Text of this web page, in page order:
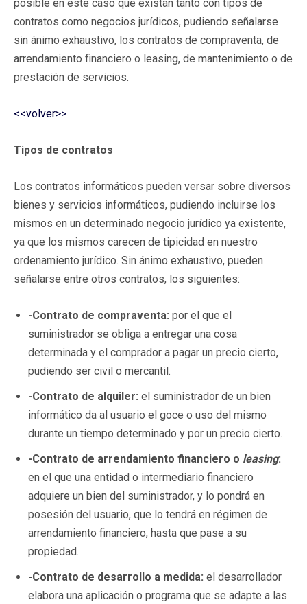
posible en este caso que existan tanto con tipos de
contratos como negocios jurídicos, pudiendo señalarse
sin ánimo exhaustivo, los contratos de compraventa, de
arrendamiento financiero o leasing, de mantenimiento o de
prestación de servicios.
<<volver>>
Tipos de contratos
Los contratos informáticos pueden versar sobre diversos
bienes y servicios informáticos, pudiendo incluirse los
mismos en un determinado negocio jurídico ya existente,
ya que los mismos carecen de tipicidad en nuestro
ordenamiento jurídico. Sin ánimo exhaustivo, pueden
señalarse entre otros contratos, los siguientes:
-Contrato de compraventa: por el que el
suministrador se obliga a entregar una cosa
determinada y el comprador a pagar un precio cierto,
pudiendo ser civil o mercantil.
-Contrato de alquiler: el suministrador de un bien
informático da al usuario el goce o uso del mismo
durante un tiempo determinado y por un precio cierto.
-Contrato de arrendamiento financiero o leasing:
en el que una entidad o intermediario financiero
adquiere un bien del suministrador, y lo pondrá en
posesión del usuario, que lo tendrá en régimen de
arrendamiento financiero, hasta que pase a su
propiedad.
-Contrato de desarrollo a medida: el desarrollador
elabora una aplicación o programa que se adapte a las